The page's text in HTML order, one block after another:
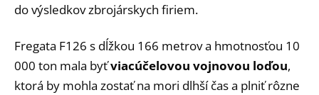
do výsledkov zbrojárskych firiem.
Fregata F126 s dĺžkou 166 metrov a hmotnosťou 10
000 ton mala byťviacúčelovou vojnovou loďou,
ktorá by mohla zostať na mori dlhší čas a plniť rôzne